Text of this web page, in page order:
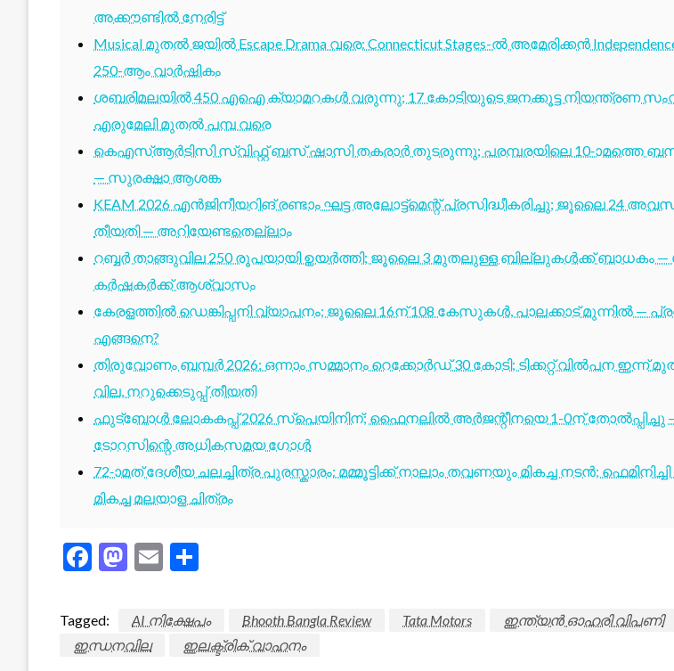
അക്കൗണ്ടിൽ നേരിട്ട്
Musical മുതൽ ജയിൽ Escape Drama വരെ: Connecticut Stages-ൽ അമേരിക്കൻ
250-ആം വാർഷികം
ശബരിമലയിൽ 450 എഐ ക്യാമറകൾ വരുന്നു; 17 കോടിയുടെ ജനക്കൂട്ട നിയന്ത്രണ
എരുമേലി മുതൽ പമ്പ വരെ
കെഎസ്ആർടിസി സ്വിഫ്റ്റ് ബസ് ഷാസി തകരാർ തുടരുന്നു; പരമ്പരയിലെ 10-ാമത്തെ
— സുരക്ഷാ ആശങ്ക
KEAM 2026 എൻജിനീയറിങ് രണ്ടാം ഘട്ട അലോട്ട്മെന്റ് പ്രസിദ്ധീകരിച്ചു; ജൂലൈ 24
തീയതി — അറിയേണ്ടതെല്ലാം
റബ്ബർ താങ്ങുവില 250 രൂപയായി ഉയർത്തി; ജൂലൈ 3 മുതലുള്ള ബില്ലുകൾക്ക് ബാധകം —
കർഷകർക്ക് ആശ്വാസം
കേരളത്തിൽ ഡെങ്കിപ്പനി വ്യാപനം; ജൂലൈ 16ന് 108 കേസുകൾ, പാലക്കാട് മുന്നിൽ —
എങ്ങനെ?
തിരുവോണം ബമ്പർ 2026: ഒന്നാം സമ്മാനം റെക്കോർഡ് 30 കോടി; ടിക്കറ്റ് വിൽപന ഇന്ന്
വില, നറുക്കെടുപ്പ് തീയതി
ഫുട്ബോൾ ലോകകപ്പ് 2026 സ്പെയിനിന്; ഫൈനലിൽ അർജന്റീനയെ 1-0ന് തോൽപ്പിച്ചു
ടോറസിന്റെ അധികസമയ ഗോൾ
72-ാമത് ദേശീയ ചലച്ചിത്ര പുരസ്കാരം: മമ്മൂട്ടിക്ക് നാലാം തവണയും മികച്ച നടൻ;
മികച്ച മലയാള ചിത്രം
Facebook
Mastodon
Email
Tagged: AI നിക്ഷേപം Bhooth Bangla Review Tata Motors
ഇന്ത്യൻ ഓഹരി വിപണി
ഇന്ധനവില
ഇലക്ട്രിക് വാഹനം